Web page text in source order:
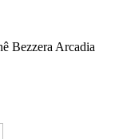
Bezzera Arcadia